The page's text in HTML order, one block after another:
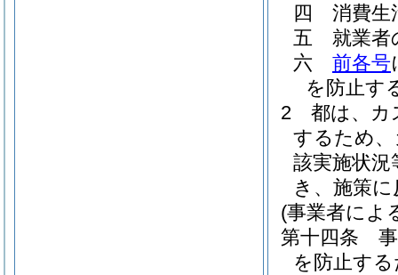
四
消費生
五
就業者
六
前各号
を防止す
2
都は、カ
するため
該実施状
き、施策
(事業者によ
第十四条
を防止す